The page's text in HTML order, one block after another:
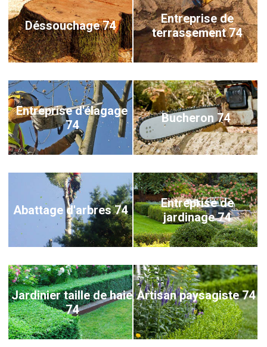
Déssouchage 74
Entreprise de
terrassement 74
Entreprise d'élagage
74
Bucheron 74
Abattage d'arbres 74
Entreprise de
jardinage 74
Jardinier taille de haie
74
Artisan paysagiste 74